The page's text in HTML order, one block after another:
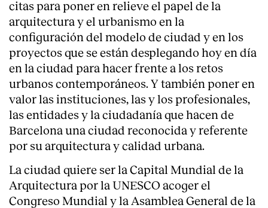
citas para poner en relieve el papel de la
arquitectura y el urbanismo en la
configuración del modelo de ciudad y en los
proyectos que se están desplegando hoy en día
en la ciudad para hacer frente a los retos
urbanos contemporáneos. Y también poner en
valor las instituciones, las y los profesionales,
las entidades y la ciudadanía que hacen de
Barcelona una ciudad reconocida y referente
por su arquitectura y calidad urbana.
La ciudad quiere ser la Capital Mundial de la
Arquitectura por la UNESCO acoger el
Congreso Mundial y la Asamblea General de la